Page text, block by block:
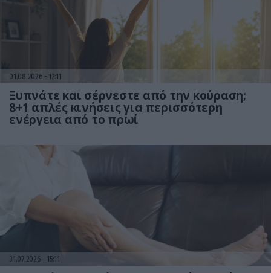
01.08.2026 12:11
Ξυπνάτε και σέρνεστε από την κούραση;
8+1 απλές κινήσεις για περισσότερη
ενέργεια από το πρωί
31.07.2026 15:11